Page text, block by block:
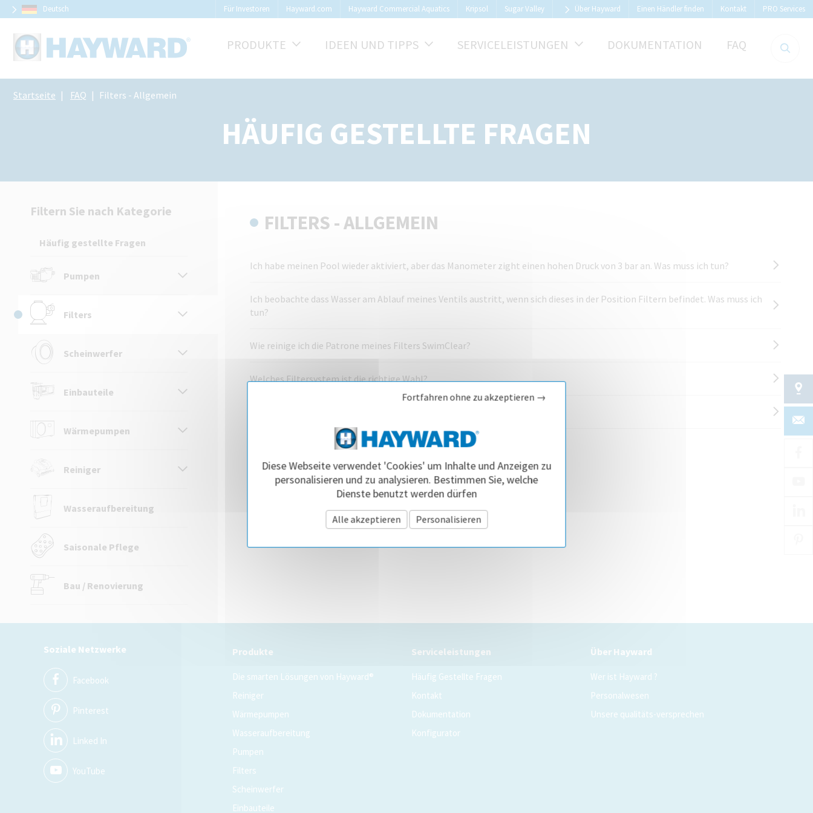
Deutsch Für Investoren Hayward.com Hayward Commercial Aquatics Kripsol Sugar Valley Über Hayward Einen Händler finden Kontakt PRO Services
PRODUKTE IDEEN UND TIPPS SERVICELEISTUNGEN DOKUMENTATION FAQ
Startseite FAQ Filters - Allgemein
HÄUFIG GESTELLTE FRAGEN
Filtern Sie nach Kategorie
Häufig gestellte Fragen
Pumpen
Filters
Scheinwerfer
Einbauteile
Wärmepumpen
Reiniger
Wasseraufbereitung
Saisonale Pflege
Bau / Renovierung
FILTERS - ALLGEMEIN
Ich habe meinen Pool wieder aktiviert, aber das Manometer zight einen hohen Druck von 3 bar an. Was muss ich tun?
Ich beobachte dass Wasser am Ablauf meines Ventils austritt, wenn sich dieses in der Position Filtern befindet. Was muss ich
tun?
Wie reinige ich die Patrone meines Filters SwimClear?
Welches Filtersystem ist die richtige Wahl?
Soziale Netzwerke
Facebook
Pinterest
Linked In
YouTube
Produkte
Die smarten Lösungen von Hayward®
Reiniger
Wärmepumpen
Wasseraufbereitung
Pumpen
Filters
Scheinwerfer
Einbauteile
Serviceleistungen
Häufig Gestellte Fragen
Kontakt
Dokumentation
Konfigurator
Über Hayward
Wer ist Hayward ?
Personalwesen
Unsere qualitäts-versprechen
Cookie-Einstellungen
Diese Webseite verwendet 'Cookies' um Inhalte und Anzeigen zu
personalisieren und zu analysieren. Bestimmen Sie, welche
Dienste benutzt werden dürfen
Alle akzeptieren
Fortfahren ohne zu akzeptieren →
Personalisieren